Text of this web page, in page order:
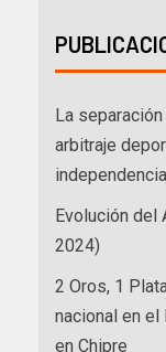
La
arbitraje
Evolución del
2024)
2 Oros, 1
nacional en
en Chipre